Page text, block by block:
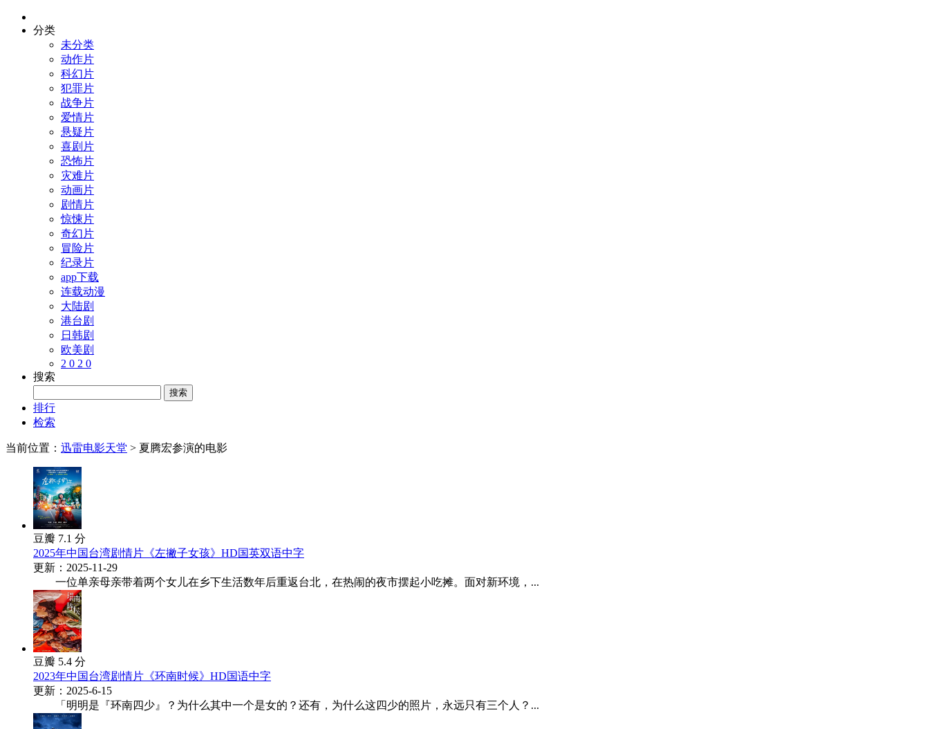
分类
未分类
动作片
科幻片
犯罪片
战争片
爱情片
悬疑片
喜剧片
恐怖片
灾难片
动画片
剧情片
惊悚片
奇幻片
冒险片
纪录片
app下载
连载动漫
大陆剧
港台剧
日韩剧
欧美剧
2 0 2 0
搜索
排行
检索
当前位置： 迅雷电影天堂 > 夏腾宏参演的电影
豆瓣 7.1 分
2025年中国台湾剧情片《左撇子女孩》HD国英双语中字
更新：2025-11-29
一位单亲母亲带着两个女儿在乡下生活数年后重返台北，在热闹的夜市摆起小吃摊。面对新环境，...
豆瓣 5.4 分
2023年中国台湾剧情片《环南时候》HD国语中字
更新：2025-6-15
「明明是『环南四少』？为什么其中一个是女的？还有，为什么这四少的照片，永远只有三个人？...